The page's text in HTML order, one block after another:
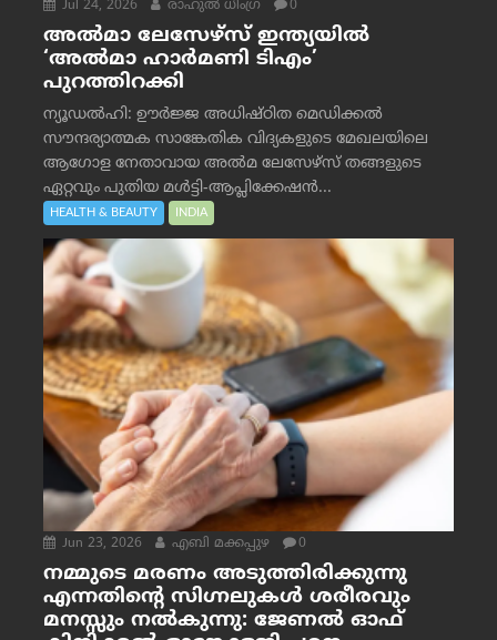
Jul 24, 2026 രാഹുല്‍ ധിംഗ്ര 0
അൽമാ ലേസേഴ്സ് ഇന്ത്യയിൽ
‘അൽമാ ഹാർമണി ടിഎം’
പുറത്തിറക്കി
ന്യൂഡൽഹി: ഊർജ്ജ അധിഷ്ഠിത മെഡിക്കൽ
സൗന്ദര്യാത്മക സാങ്കേതിക വിദ്യകളുടെ മേഖലയിലെ
ആഗോള നേതാവായ അൽമ ലേസേഴ്സ് തങ്ങളുടെ
ഏറ്റവും പുതിയ മൾട്ടി-ആപ്ലിക്കേഷൻ...
HEALTH & BEAUTY INDIA
Jun 23, 2026 എബി മക്കപ്പുഴ 0
നമ്മുടെ മരണം അടുത്തിരിക്കുന്നു
എന്നതിന്റെ സിഗ്നലുകൾ ശരീരവും
മനസ്സും നല്‍കുന്നു: ജേണല്‍ ഓഫ്